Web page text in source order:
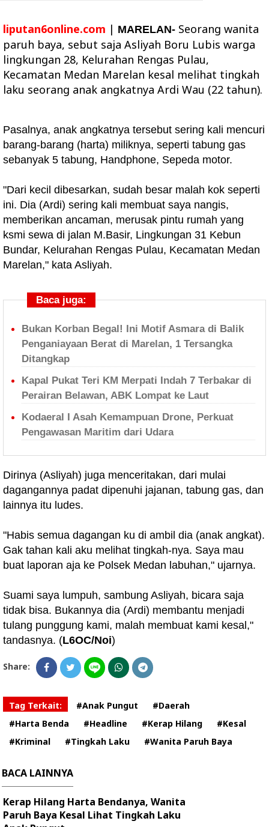
liputan6online.com | MARELAN- Seorang wanita
paruh baya, sebut saja Asliyah Boru Lubis warga
lingkungan 28, Kelurahan Rengas Pulau,
Kecamatan Medan Marelan kesal melihat tingkah
laku seorang anak angkatnya Ardi Wau (22 tahun).
Pasalnya, anak angkatnya tersebut sering kali mencuri
barang-barang (harta) miliknya, seperti tabung gas
sebanyak 5 tabung, Handphone, Sepeda motor.
"Dari kecil dibesarkan, sudah besar malah kok seperti
ini. Dia (Ardi) sering kali membuat saya nangis,
memberikan ancaman, merusak pintu rumah yang
ksmi sewa di jalan M.Basir, Lingkungan 31 Kebun
Bundar, Kelurahan Rengas Pulau, Kecamatan Medan
Marelan," kata Asliyah.
Baca juga:
Bukan Korban Begal! Ini Motif Asmara di Balik
Penganiayaan Berat di Marelan, 1 Tersangka
Ditangkap
Kapal Pukat Teri KM Merpati Indah 7 Terbakar di
Perairan Belawan, ABK Lompat ke Laut
Kodaeral I Asah Kemampuan Drone, Perkuat
Pengawasan Maritim dari Udara
Dirinya (Asliyah) juga menceritakan, dari mulai
dagangannya padat dipenuhi jajanan, tabung gas, dan
lainnya itu ludes.
"Habis semua dagangan ku di ambil dia (anak angkat).
Gak tahan kali aku melihat tingkah-nya. Saya mau
buat laporan aja ke Polsek Medan labuhan," ujarnya.
Suami saya lumpuh, sambung Asliyah, bicara saja
tidak bisa. Bukannya dia (Ardi) membantu menjadi
tulang punggung kami, malah membuat kami kesal,"
tandasnya. (L6OC/Noi)
Share:
Tag Terkait: #Anak Pungut
#Daerah
#Harta Benda
#Headline #Kerap Hilang
#Kesal
#Kriminal
#Tingkah Laku #Wanita Paruh Baya
BACA LAINNYA
Kerap Hilang Harta Bendanya, Wanita
Paruh Baya Kesal Lihat Tingkah Laku